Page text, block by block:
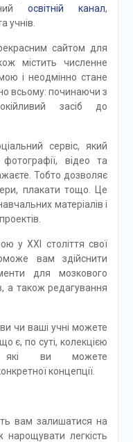
освітній канал,
учнів.
сайтом для
містить численне
і неодмінно стане
всьому: починаючи з
засіб до
сервіс, який
відео та
Тобто дозволяє
плакати тощо. Це
матеріалів і
у ХХІ століття свої
вам здійснити
для мозкового
а також редагування
ви чи ваші учні можете
є, по суті, колекцією
які ви можете
концепції.
вам залишатися на
нарощувати легкість